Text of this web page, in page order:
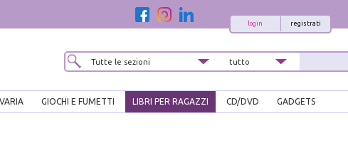
registrati
login
GIOCHI E FUMETTI LIBRI PER RAGAZZI CD/DVD GADGETS